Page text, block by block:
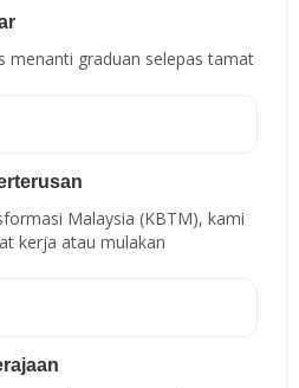
menanti graduan selepas tamat
Malaysia (KBTM), kami
kerja atau mulakan